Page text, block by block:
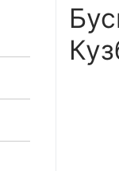
+7 (3842) 58-82-